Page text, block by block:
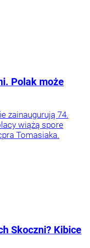
Polak może
zainaugurują 74.
wiążą spore
Tomasiaka.
Skoczni? Kibice